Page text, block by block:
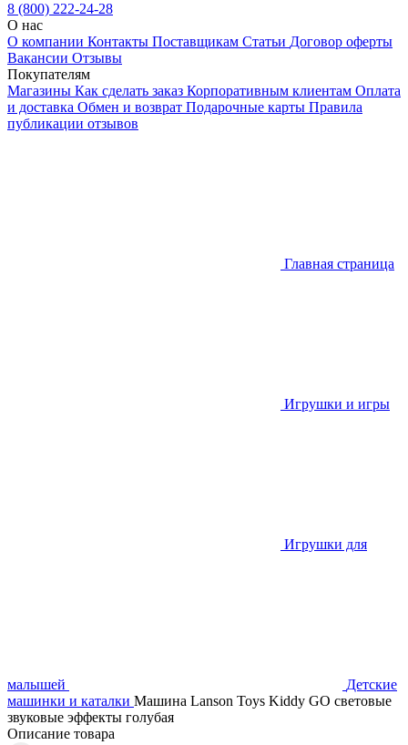
8 (800) 222-24-28
О нас
О компании Контакты Поставщикам Статьи Договор оферты
Вакансии Отзывы
Покупателям
Магазины Как сделать заказ Корпоративным клиентам Оплата
и доставка Обмен и возврат Подарочные карты Правила
публикации отзывов
Главная страница
Игрушки и игры
Игрушки для
малышей
Детские
машинки и каталки Машина Lanson Toys Kiddy GO световые
звуковые эффекты голубая
Описание товара